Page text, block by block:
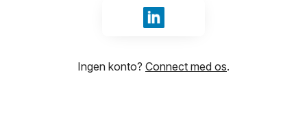
Log ind med LinkedIn
Ingen konto? Connect med os.